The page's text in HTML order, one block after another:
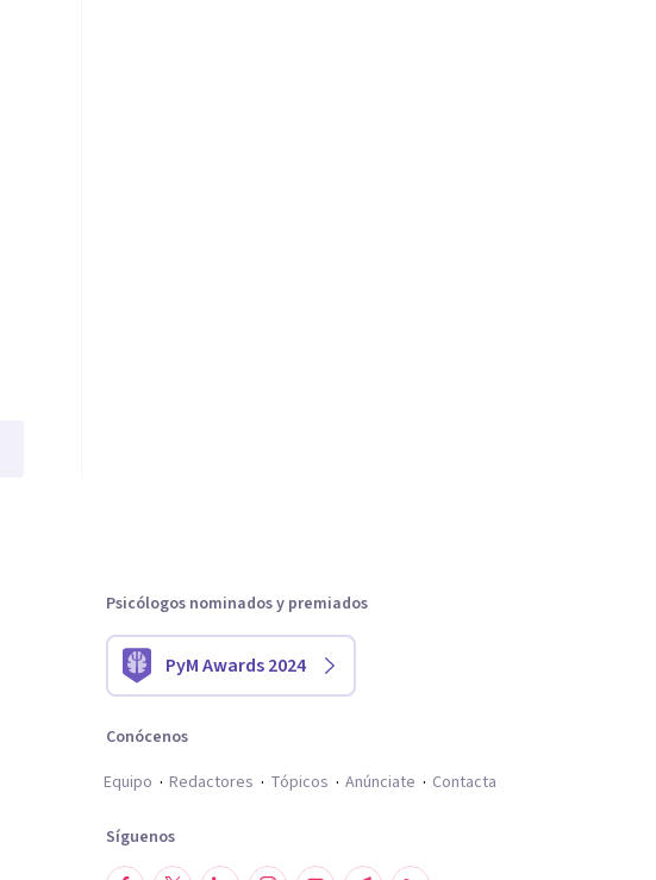
Psicólogos nominados y premiados
PyM Awards 2024
Conócenos
Equipo
Redactores Tópicos Anúnciate Contacta
Síguenos